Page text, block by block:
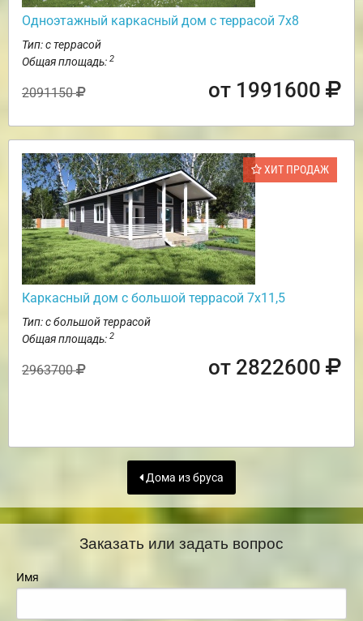
Одноэтажный каркасный дом с террасой 7х8
Тип: с террасой
Общая площадь: 2
2091150 от 1991600
ХИТ ПРОДАЖ
Каркасный дом с большой террасой 7х11,5
Тип: с большой террасой
Общая площадь: 2
2963700 от 2822600
Дома из бруса
Заказать или задать вопрос
Имя